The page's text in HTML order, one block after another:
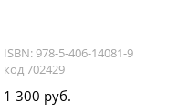
ISBN: 978-5-406-14081-9
код 702429
1 300 руб.